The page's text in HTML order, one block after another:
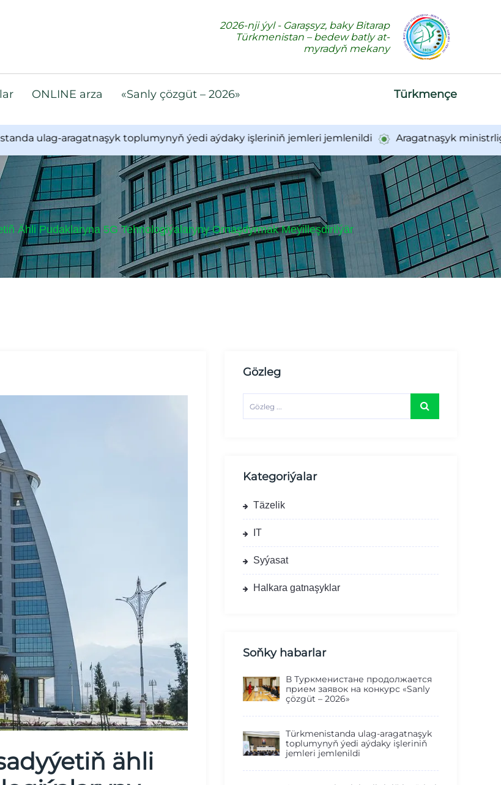
2026-nji ýyl - Garaşsyz, baky Bitarap
Türkmenistan – bedew batly at-
myradyň mekany
ONLINE arza «Sanly çözgüt – 2026» Türkmençe
aragatnaşyk toplumynyň ýedi aýdaky işleriniň jemleri jemlenildi Aragatnaşyk ministrliginiň
Ähli Pudaklaryna 5G Tehnologiýalaryny Ornaşdyrmak Meýilleşdirilýär
ähli
Gözleg
Kategoriýalar
Täzelik
IT
Syýasat
Halkara gatnaşyklar
Soňky habarlar
В Туркменистане продолжается
прием заявок на конкурс «Sanly
çözgüt – 2026»
Türkmenistanda ulag-aragatnaşyk
toplumynyň ýedi aýdaky işleriniň
jemleri jemlenildi